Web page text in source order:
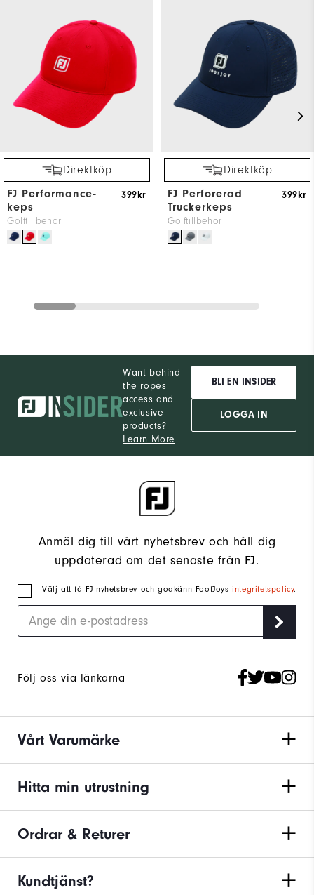
Direktköp
FJ Performance-
keps
Golftillbehör
399kr
Direktköp
FJ Perforerad
Truckerkeps
Golftillbehör
399kr
Want behind
the ropes
access and
exclusive
products?
Learn More
BLI EN INSIDER
LOGGA IN
Anmäl dig till vårt nyhetsbrev och håll dig
uppdaterad om det senaste från FJ.
Välj att få FJ nyhetsbrev och godkänn FootJoysintegritetspolicy.
Följ oss via länkarna
Vårt Varumärke
Hitta min utrustning
Ordrar & Returer
Kundtjänst?